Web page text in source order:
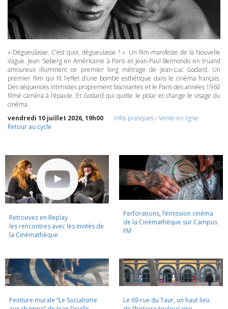
« Dégueulasse. C’est quoi, dégueulasse ? ». Un film-manifeste de la Nouvelle
Vague. Jean Seberg en Américaine à Paris et Jean-Paul Belmondo en truand
amoureux illuminent ce premier long métrage de Jean-Luc Godard. Un
premier film qui fit l’effet d’une bombe esthétique dans le cinéma français.
Des séquences intimistes proprement fascinantes et le Paris des années 1960
filmé caméra à l’épaule. Et Godard qui quitte le polar et change le visage du
cinéma.
vendredi 10 juillet 2026, 19h00
Infos pratiques-Vente en ligne
Retour au cycle
Retrouvez en Replay
les rencontres avec les invités de
la Cinémathèque
Perforations, l’émission cinéma
de la Cinémathèque sur Campus
FM
Peinture murale “Le Socialisme
Le 69 rue du Taur, un haut lieu